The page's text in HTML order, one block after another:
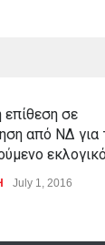
σε
από ΝΔ για
July 1, 2016